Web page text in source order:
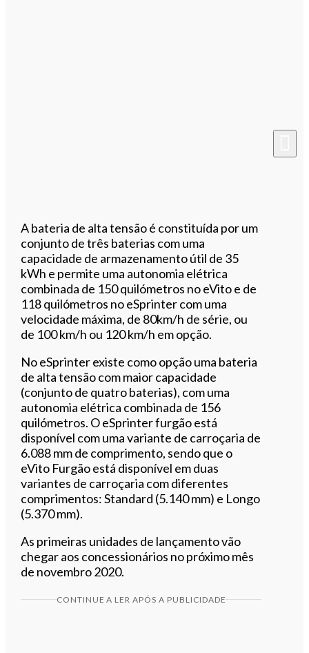
A bateria de alta tensão é constituída por um
conjunto de três baterias com uma
capacidade de armazenamento útil de 35
kWh e permite uma autonomia elétrica
combinada de 150 quilómetros no eVito e de
118 quilómetros no eSprinter com uma
velocidade máxima, de 80km/h de série, ou
de 100 km/h ou 120 km/h em opção.
No eSprinter existe como opção uma bateria
de alta tensão com maior capacidade
(conjunto de quatro baterias), com uma
autonomia elétrica combinada de 156
quilómetros. O eSprinter furgão está
disponível com uma variante de carroçaria de
6.088 mm de comprimento, sendo que o
eVito Furgão está disponível em duas
variantes de carroçaria com diferentes
comprimentos: Standard (5.140 mm) e Longo
(5.370 mm).
As primeiras unidades de lançamento vão
chegar aos concessionários no próximo mês
de novembro 2020.
CONTINUE A LER APÓS A PUBLICIDADE